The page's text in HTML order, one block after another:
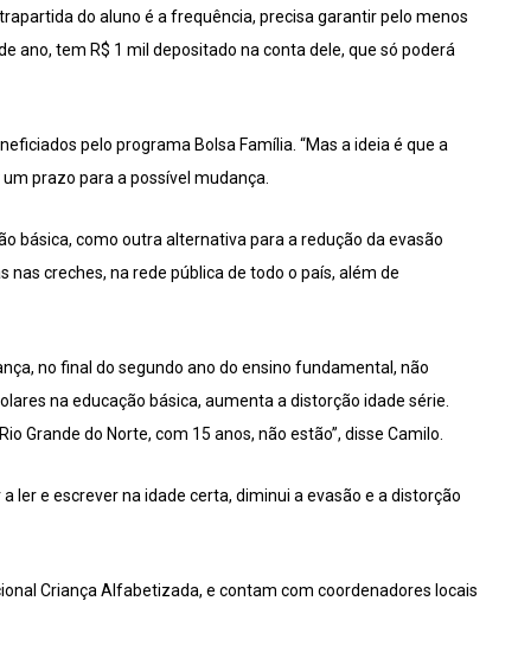
do aluno é a frequência, precisa garantir pelo menos
ano, tem R$ 1 mil depositado na conta dele, que só poderá
pelo programa Bolsa Família. “Mas a ideia é que a
prazo para a possível mudança.
básica, como outra alternativa para a redução da evasão
creches, na rede pública de todo o país, além de
no final do segundo ano do ensino fundamental, não
na educação básica, aumenta a distorção idade série.
Grande do Norte, com 15 anos, não estão”, disse Camilo.
ler e escrever na idade certa, diminui a evasão e a distorção
Criança Alfabetizada, e contam com coordenadores locais